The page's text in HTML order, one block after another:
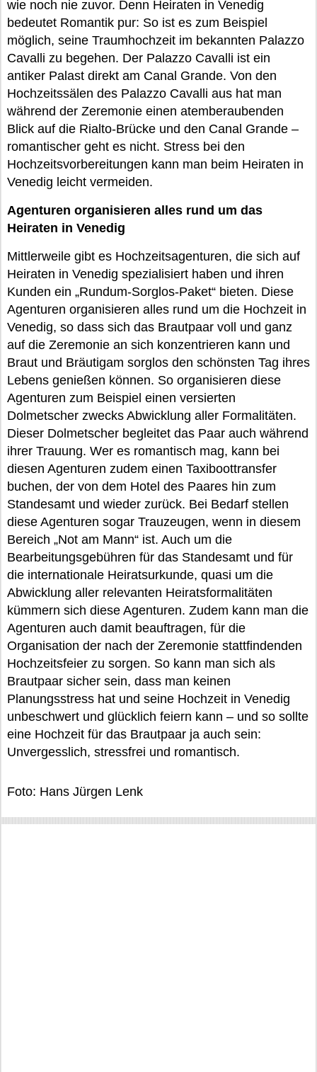
wie noch nie zuvor. Denn Heiraten in Venedig
bedeutet Romantik pur: So ist es zum Beispiel
möglich, seine Traumhochzeit im bekannten Palazzo
Cavalli zu begehen. Der Palazzo Cavalli ist ein
antiker Palast direkt am Canal Grande. Von den
Hochzeitssälen des Palazzo Cavalli aus hat man
während der Zeremonie einen atemberaubenden
Blick auf die Rialto-Brücke und den Canal Grande –
romantischer geht es nicht. Stress bei den
Hochzeitsvorbereitungen kann man beim Heiraten in
Venedig leicht vermeiden.
Agenturen organisieren alles rund um das
Heiraten in Venedig
Mittlerweile gibt es Hochzeitsagenturen, die sich auf
Heiraten in Venedig spezialisiert haben und ihren
Kunden ein „Rundum-Sorglos-Paket“ bieten. Diese
Agenturen organisieren alles rund um die Hochzeit in
Venedig, so dass sich das Brautpaar voll und ganz
auf die Zeremonie an sich konzentrieren kann und
Braut und Bräutigam sorglos den schönsten Tag ihres
Lebens genießen können. So organisieren diese
Agenturen zum Beispiel einen versierten
Dolmetscher zwecks Abwicklung aller Formalitäten.
Dieser Dolmetscher begleitet das Paar auch während
ihrer Trauung. Wer es romantisch mag, kann bei
diesen Agenturen zudem einen Taxiboottransfer
buchen, der von dem Hotel des Paares hin zum
Standesamt und wieder zurück. Bei Bedarf stellen
diese Agenturen sogar Trauzeugen, wenn in diesem
Bereich „Not am Mann“ ist. Auch um die
Bearbeitungsgebühren für das Standesamt und für
die internationale Heiratsurkunde, quasi um die
Abwicklung aller relevanten Heiratsformalitäten
kümmern sich diese Agenturen. Zudem kann man die
Agenturen auch damit beauftragen, für die
Organisation der nach der Zeremonie stattfindenden
Hochzeitsfeier zu sorgen. So kann man sich als
Brautpaar sicher sein, dass man keinen
Planungsstress hat und seine Hochzeit in Venedig
unbeschwert und glücklich feiern kann – und so sollte
eine Hochzeit für das Brautpaar ja auch sein:
Unvergesslich, stressfrei und romantisch.
Foto: Hans Jürgen Lenk